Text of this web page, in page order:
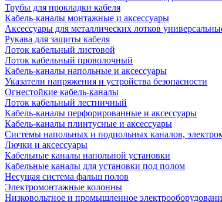
Трубы для прокладки кабеля
Кабель-каналы монтажные и аксессуары
Аксессуары для металлических лотков
Рукава для защиты кабеля
Лоток кабельный листовой
Лоток кабельный проволочный
Кабель-каналы напольные и аксессуары
Указатели напряжения и устройства безопасности
Огнестойкие кабель-каналы
Лоток кабельный лестничный
Кабель-каналы перфорированные и аксессуары
Кабель-каналы плинтусные и аксессуары
Системы напольных и подпольных каналов,
Лючки и аксессуары
Кабельные каналы напольной установки
Кабельные каналы для установки под полом
Несущая система фальш полов
Электромонтажные колонны
Низковольтное и промышленное